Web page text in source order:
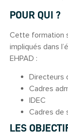
POUR QUI ?
Cette formation
impliqués dans
EHPAD :
Directeurs
Cadres
IDEC
Cadres de
LES